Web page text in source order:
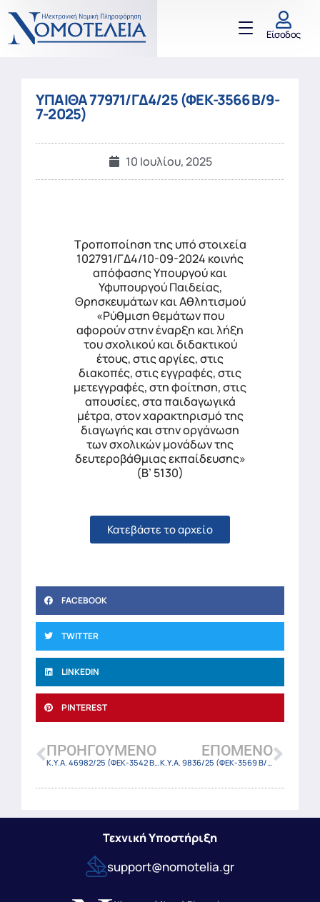
Είσοδος
ΥΠΑΙΘΑ 77971/ΓΔ4/25 (ΦΕΚ-3566 Β/9-
7-2025)
10 Ιουλίου, 2025
Τροποποίηση της υπό στοιχεία
102791/ΓΔ4/10-09-2024 κοινής
απόφασης Υπουργού και
Υφυπουργού Παιδείας,
Θρησκευμάτων και Αθλητισμού
«Ρύθμιση θεμάτων που
αφορούν στην έναρξη και λήξη
του σχολικού και διδακτικού
έτους, στις αργίες, στις
διακοπές, στις εγγραφές, στις
μετεγγραφές, στη φοίτηση, στις
απουσίες, στα παιδαγωγικά
μέτρα, στον χαρακτηρισμό της
διαγωγής και στην οργάνωση
των σχολικών μονάδων της
δευτεροβάθμιας εκπαίδευσης»
(Β’ 5130)
Κατεβάστε το αρχείο
FACEBOOK
TWITTER
LINKEDIN
PINTEREST
ΠΡΟΗΓΟΎΜΕΝΟ
Κ.Υ.Α. 46982/25 (ΦΕΚ-3542 Β/8-7-2025)
ΕΠΌΜΕΝΟ
Κ.Υ.Α. 9836/25 (ΦΕΚ-3569 Β/9-7-2025)
Τεχνική Υποστήριξη
support@nomotelia.gr